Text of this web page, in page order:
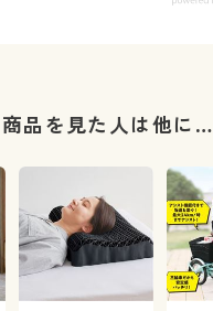
商品を見た人は他に…